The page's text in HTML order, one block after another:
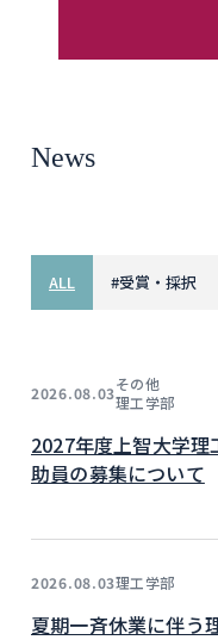
News
ALL #受賞・採択
2026.08.03その他
理工学部
2027年度上智大学
助員の募集について
2026.08.03理工学部
夏期一斉休業に伴う